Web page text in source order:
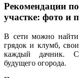
Рекомендации
участке: фото и
В сети можно найти
грядок и клумб,
каждый дачник.
будущего огорода.